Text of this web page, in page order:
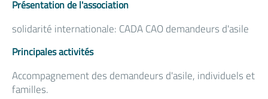
Présentation de l'association
solidarité internationale: CADA CAO demandeurs d'asile
Principales activités
Accompagnement des demandeurs d'asile, individuels et
familles.